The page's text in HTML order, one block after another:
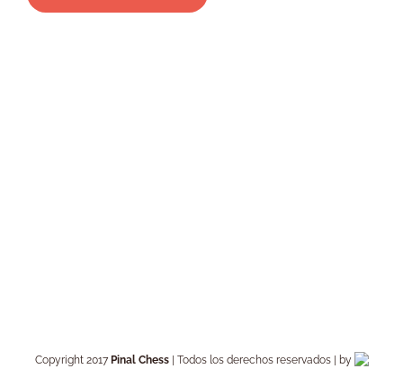
Copyright 2017 Pinal Chess| Todos los derechos reservados | by